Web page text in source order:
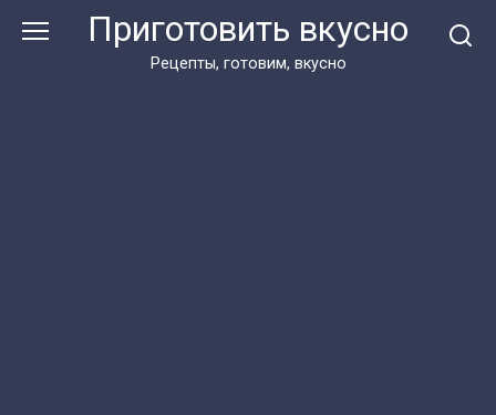
Приготовить вкусно
Рецепты, готовим, вкусно